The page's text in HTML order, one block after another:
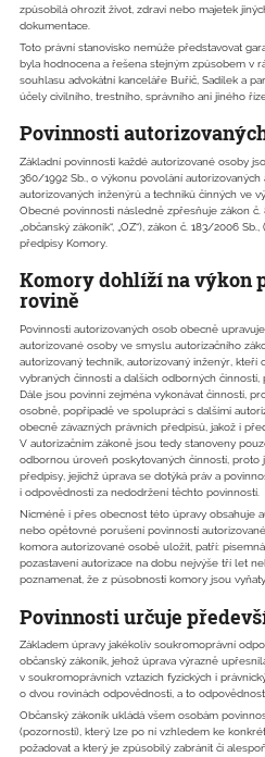
způsobilá ohrozit život, zdraví nebo majetek
dokumentace.
Toto právní stanovisko nemůže představovat
byla hodnocena a řešena stejným způsobem v
souhlasu advokátní kanceláře Buřič, Sadílek a
účely civilního, trestního, správního ani jiného
Povinnosti
Základní povinnosti každé autorizované osoby
360/1992 Sb., o výkonu povolání
autorizovaných inženýrů a techniků činných ve
Obecné povinnosti následně zpřesňuje zákon č.
„občanský zákoník“, „OZ“), zákon č. 183/2006
předpisy Komory.
Komory dohlíží na výkon
rovině
Povinnosti autorizovaných osob obecně
autorizované osoby ve smyslu autorizačního
autorizovaný technik, autorizovaný inženýr,
vybraných činností a dalších odborných
Dále jsou povinni zejména vykonávat činnosti,
osobně, popřípadě ve spolupráci s dalšími
obecně závazných právních předpisů, jakož i
V autorizačním zákoně jsou tedy stanoveny
odbornou úroveň poskytovaných činností,
předpisy, jejichž úprava se dotýká práv a
i odpovědnosti za nedodržení těchto povinností.
Nicméně i přes obecnost této úpravy obsahuje
nebo opětovné porušení povinností
komora autorizované osobě uložit, patří:
pozastavení autorizace na dobu nejvýše tří let
poznamenat, že z působnosti komory jsou
Povinnosti určuje
Základem úpravy jakékoliv soukromoprávní
občanský zákoník, jehož úprava výrazně
v soukromoprávních vztazích fyzických i
o dvou rovinách odpovědnosti, a to
Občanský zákoník ukládá všem osobám
(pozornosti), který lze po ní vzhledem ke
požadovat a který je způsobilý zabránit či